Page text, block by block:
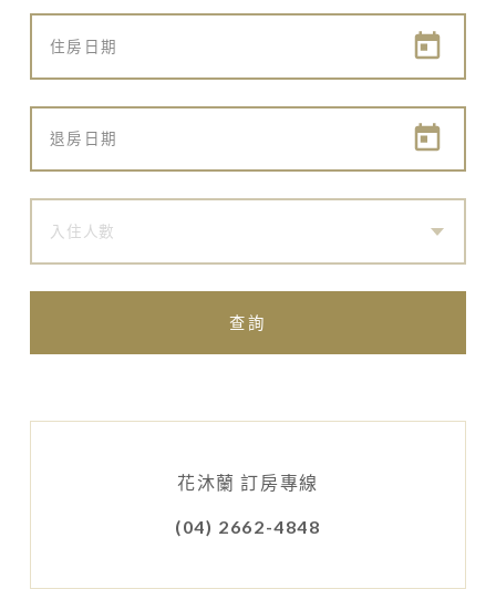
入住人數
查詢
花沐蘭 訂房專線
(04) 2662-4848